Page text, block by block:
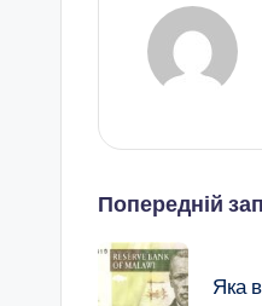
по
Попередній
Яка